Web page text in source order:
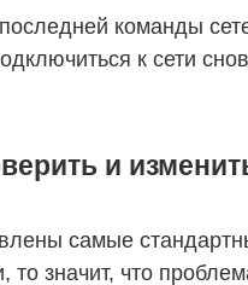
команды
к сети
и
самые
то значит, что